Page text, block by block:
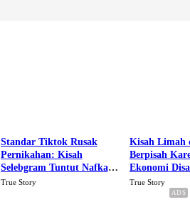
Standar Tiktok Rusak
Pernikahan: Kisah
Selebgram Tuntut Nafkah
Rp.15 Juta Perbulan
True Story
Kisah Limah
Berpisah
Ekonomi
Karena Cinta
True Story